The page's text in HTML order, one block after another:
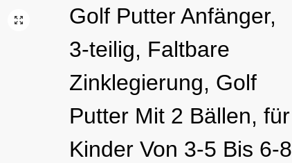
Golf Putter Anfänger,
3-teilig, Faltbare
Zinklegierung, Golf
Putter Mit 2 Bällen, für
Kinder Von 3-5 Bis 6-8